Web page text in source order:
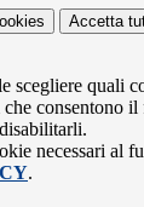
Accetta
scegliere quali
consentono
necessari al
.